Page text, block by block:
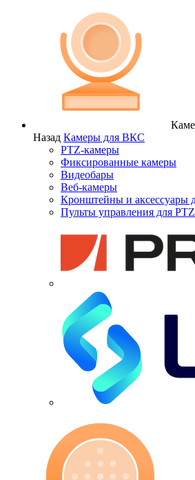
Назад Камеры для ВКС
PTZ-камеры
Фиксированные камеры
Видеобары
Веб-камеры
Кронштейны и аксессуары
Пульты управления для